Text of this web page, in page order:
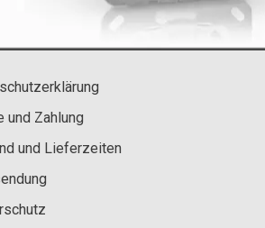
und Zahlung
und Lieferzeiten